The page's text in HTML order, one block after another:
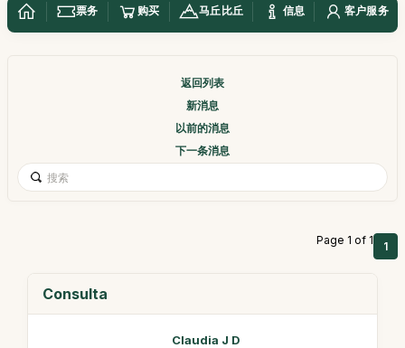
票务 购买 马丘比丘 信息 客户服务
返回列表
新消息
以前的消息
下一条消息
Page 1 of 1 1
Consulta
Claudia J D